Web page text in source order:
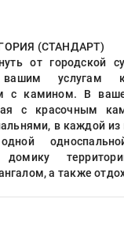
(СТАНДАРТ)
от городской
услугам
с камином. В
с красочным
в каждой из
а также